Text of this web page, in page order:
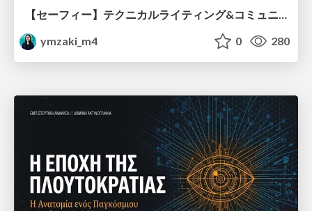
【セーフィー】テクニカルライティング&コミュニケーション実践講座（26新卒エンジニア向け研修資料）
ymzaki_m4
0 280